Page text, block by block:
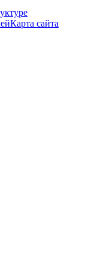
Карта сайта